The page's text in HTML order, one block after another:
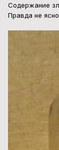
Содержание
Правда не